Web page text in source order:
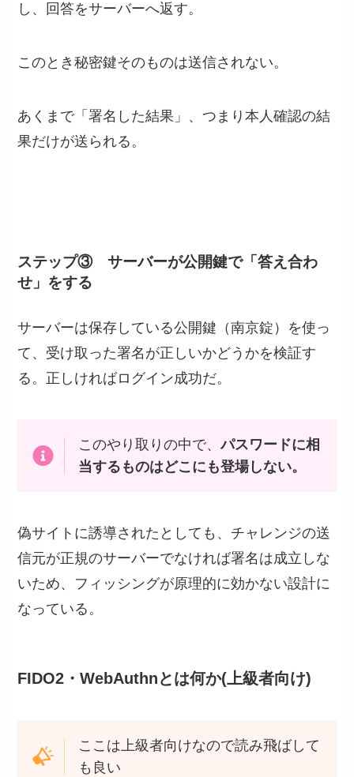
し、回答をサーバーへ返す。
このとき秘密鍵そのものは送信されない。
あくまで「署名した結果」、つまり本人確認の結
果だけが送られる。
ステップ③ サーバーが公開鍵で「答え合わ
せ」をする
サーバーは保存している公開鍵（南京錠）を使っ
て、受け取った署名が正しいかどうかを検証す
る。正しければログイン成功だ。
このやり取りの中で、パスワードに相
当するものはどこにも登場しない。
偽サイトに誘導されたとしても、チャレンジの送
信元が正規のサーバーでなければ署名は成立しな
いため、フィッシングが原理的に効かない設計に
なっている。
FIDO2・WebAuthnとは何か(上級者向け)
ここは上級者向けなので読み飛ばして
も良い